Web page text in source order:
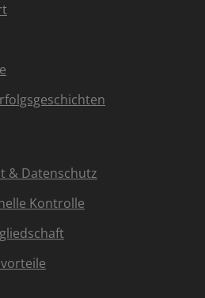
& Datenschutz
Kontrolle